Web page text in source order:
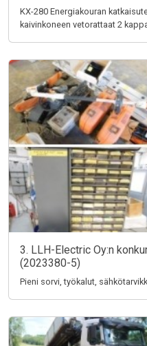
KX-280 Energiakouran
kaivinkoneen vetorattaat 2
3. LLH-Electric Oy:n
(2023380-5)
Pieni sorvi, työkalut,